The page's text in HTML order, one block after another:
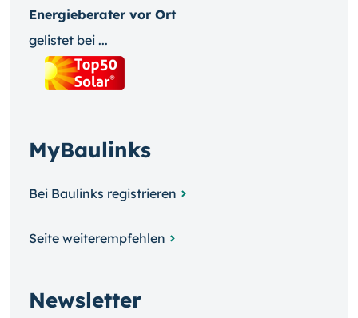
Energieberater vor Ort
gelistet bei ...
MyBaulinks
Bei Baulinks registrieren
Seite weiterempfehlen
Newsletter